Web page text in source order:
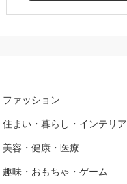
ファッション
住まい・暮らし・インテリア
美容・健康・医療
趣味・おもちゃ・ゲーム